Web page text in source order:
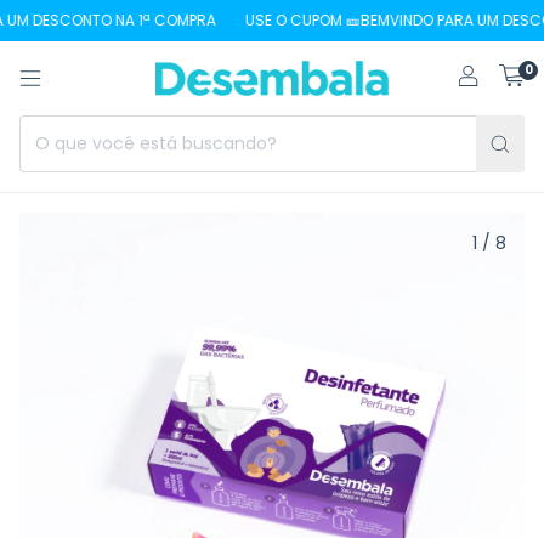
DESCONTO NA 1ª COMPRA USE O CUPOM 🎫BEMVINDO PARA UM
0
1 / 8